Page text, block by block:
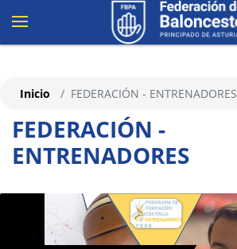
FEDERACIÓN -
ENTRENADORES
Inicio FEDERACIÓN - ENTRENADORES